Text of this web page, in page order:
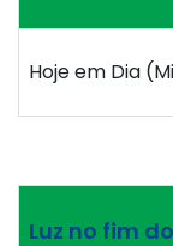
Hoje em Dia
Luz no fim